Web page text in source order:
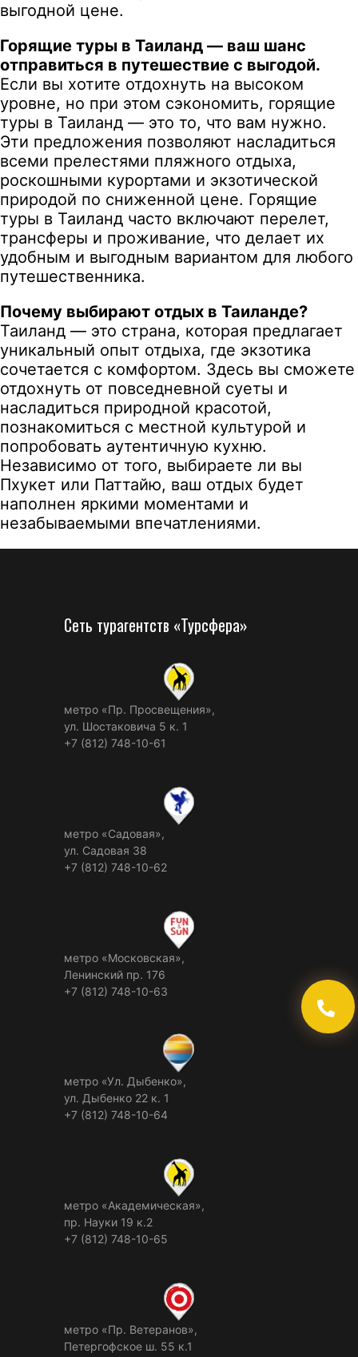
выгодной цене.
Горящие туры в Таиланд — ваш шанс
отправиться в путешествие с выгодой.
Если вы хотите отдохнуть на высоком
уровне, но при этом сэкономить, горящие
туры в Таиланд — это то, что вам нужно.
Эти предложения позволяют насладиться
всеми прелестями пляжного отдыха,
роскошными курортами и экзотической
природой по сниженной цене. Горящие
туры в Таиланд часто включают перелет,
трансферы и проживание, что делает их
удобным и выгодным вариантом для любого
путешественника.
Почему выбирают отдых в Таиланде?
Таиланд — это страна, которая предлагает
уникальный опыт отдыха, где экзотика
сочетается с комфортом. Здесь вы сможете
отдохнуть от повседневной суеты и
насладиться природной красотой,
познакомиться с местной культурой и
попробовать аутентичную кухню.
Независимо от того, выбираете ли вы
Пхукет или Паттайю, ваш отдых будет
наполнен яркими моментами и
незабываемыми впечатлениями.
Сеть турагентств «Турсфера»
метро «Пр. Просвещения»,
ул. Шостаковича 5 к. 1
+7 (812) 748-10-61
метро «Садовая»,
ул. Садовая 38
+7 (812) 748-10-62
метро «Московская»,
Ленинский пр. 176
+7 (812) 748-10-63
метро «Ул. Дыбенко»,
ул. Дыбенко 22 к. 1
+7 (812) 748-10-64
метро «Академическая»,
пр. Науки 19 к.2
+7 (812) 748-10-65
метро «Пр. Ветеранов»,
Петергофское ш. 55 к.1